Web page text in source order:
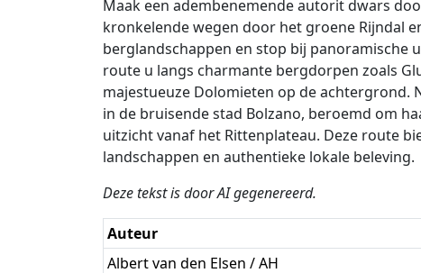
Maak een adembenemende autorit dwars
kronkelende wegen door het groene Rijndal
berglandschappen en stop bij panoramische
route u langs charmante bergdorpen zoals
majestueuze Dolomieten op de achtergrond.
in de bruisende stad Bolzano, beroemd om
uitzicht vanaf het Rittenplateau. Deze route
landschappen en authentieke lokale beleving.
Deze tekst is door AI gegenereerd.
Auteur
Albert van den Elsen / AH